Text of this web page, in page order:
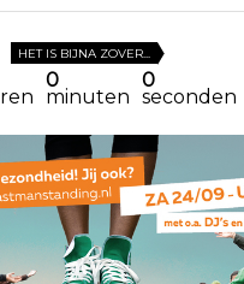
HET IS BIJNA ZOVER...
0
minuten
0
seconden